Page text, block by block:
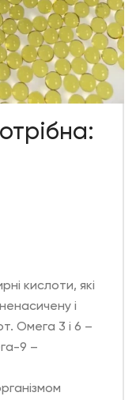
кислоти, які
і
Омега 3 і 6 –
9 –